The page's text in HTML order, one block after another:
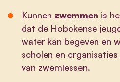
Kunnen zwemmen is
dat de Hobokense
water kan begeven en
scholen en
van zwemlessen.